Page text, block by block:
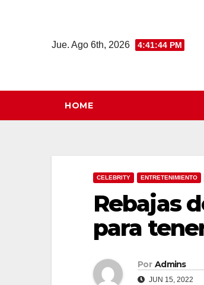
Jue. Ago 6th, 2026 4:41:45 PM
HOME
CELEBRITY ENTRETENIMIENTO
Rebajas
para
Por Admins
JUN 15, 2022